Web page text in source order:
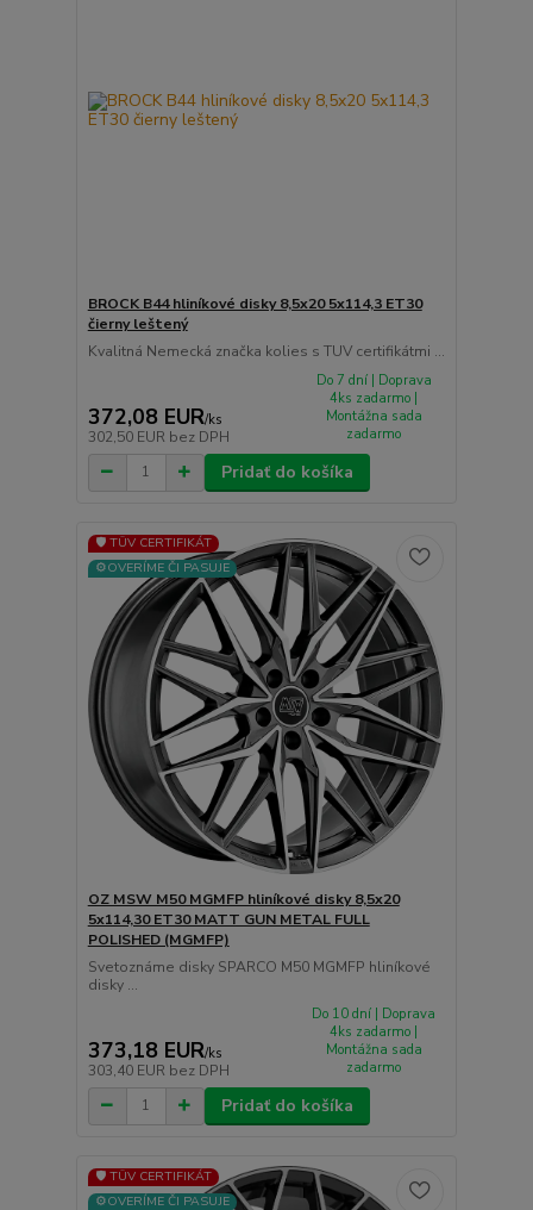
BROCK B44 hliníkové disky 8,5x20 5x114,3 ET30
čierny leštený
Kvalitná Nemecká značka kolies s TUV certifikátmi ...
372,08 EUR/ks
302,50 EUR bez DPH
Do 7 dní | Doprava
4ks zadarmo |
Montážna sada
zadarmo
Pridať do košíka
🛡️ TÜV CERTIFIKÁT
⚙️OVERÍME ČI PASUJE
OZ MSW M50 MGMFP hliníkové disky 8,5x20
5x114,30 ET30 MATT GUN METAL FULL
POLISHED (MGMFP)
Svetoznáme disky SPARCO M50 MGMFP hliníkové
disky ...
373,18 EUR/ks
303,40 EUR bez DPH
Do 10 dní | Doprava
4ks zadarmo |
Montážna sada
zadarmo
Pridať do košíka
🛡️ TÜV CERTIFIKÁT
⚙️OVERÍME ČI PASUJE